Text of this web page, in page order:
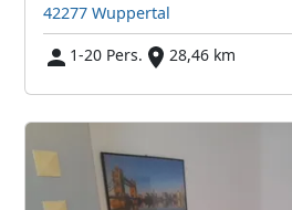
42277 Wuppertal
1-20 Pers.
28,46 km